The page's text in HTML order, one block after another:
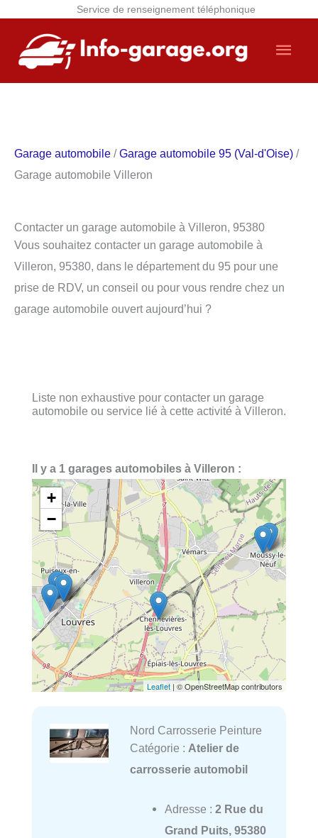
Service de renseignement téléphonique
contenu
Garage automobile /Garage automobile 95 (Val-d'Oise) /
Garage automobile Villeron
Contacter un garage automobile à Villeron, 95380
Vous souhaitez contacter un garage automobile à
Villeron, 95380, dans le département du 95 pour une
prise de RDV, un conseil ou pour vous rendre chez un
garage automobile ouvert aujourd’hui ?
Liste non exhaustive pour contacter un garage
automobile ou service lié à cette activité à Villeron.
Il y a 1 garages automobiles à Villeron :
+
−
Leaflet | © OpenStreetMap contributors
Nord Carrosserie Peinture
Catégorie : Atelier de
carrosserie automobil
Adresse : 2 Rue du
Grand Puits, 95380